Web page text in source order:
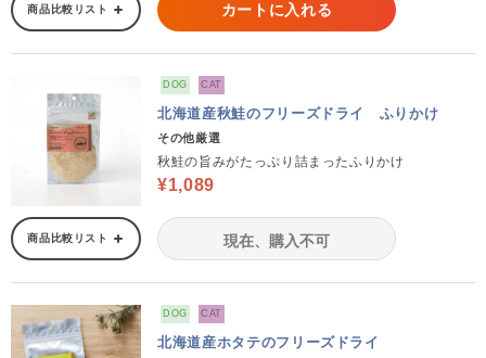
商品比較リスト カートに入れる
DOG CAT
北海道産秋鮭のフリーズドライ ふりかけ
その他厳選
秋鮭の旨みがたっぷり詰まったふりかけ
¥1,089
商品比較リスト 現在、購入不可
DOG CAT
北海道産ホタテのフリーズドライ